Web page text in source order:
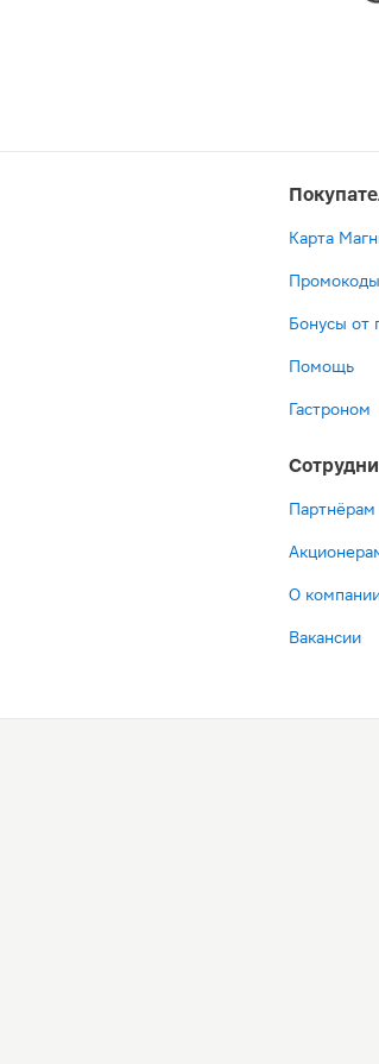
Карта
Бонусы от
Помощь
Гастроном
Партнёрам
О
Вакансии